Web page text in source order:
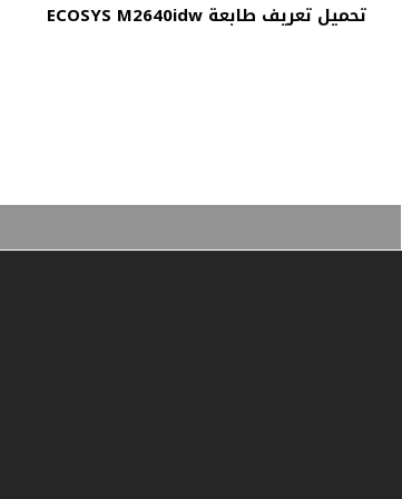
تحميل تعريف طابعة ECOSYS M2640idw